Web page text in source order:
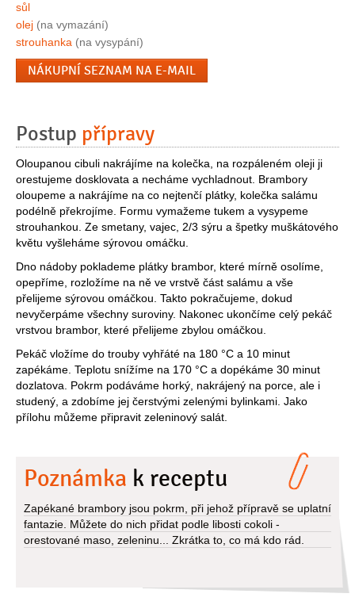
sůl
olej (na vymazání)
strouhanka (na vysypání)
NÁKUPNÍ SEZNAM NA E-MAIL
Postup přípravy
Oloupanou cibuli nakrájíme na kolečka, na rozpáleném oleji ji
orestujeme dosklovata a necháme vychladnout. Brambory
oloupeme a nakrájíme na co nejtenčí plátky, kolečka salámu
podélně překrojíme. Formu vymažeme tukem a vysypeme
strouhankou. Ze smetany, vajec, 2/3 sýru a špetky muškátového
květu vyšleháme sýrovou omáčku.
Dno nádoby poklademe plátky brambor, které mírně osolíme,
opepříme, rozložíme na ně ve vrstvě část salámu a vše
přelijeme sýrovou omáčkou. Takto pokračujeme, dokud
nevyčerpáme všechny suroviny. Nakonec ukončíme celý pekáč
vrstvou brambor, které přelijeme zbylou omáčkou.
Pekáč vložíme do trouby vyhřáté na 180 °C a 10 minut
zapékáme. Teplotu snížíme na 170 °C a dopékáme 30 minut
dozlatova. Pokrm podáváme horký, nakrájený na porce, ale i
studený, a zdobíme jej čerstvými zelenými bylinkami. Jako
přílohu můžeme připravit zeleninový salát.
Poznámka k receptu
Zapékané brambory jsou pokrm, při jehož přípravě se uplatní
fantazie. Můžete do nich přidat podle libosti cokoli -
orestované maso, zeleninu... Zkrátka to, co má kdo rád.